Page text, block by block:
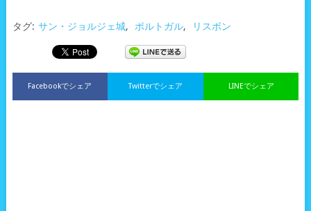
タグ: サン・ジョルジェ城, ポルトガル, リスボン
Facebookでシェア LINEでシェア
Twitterでシェア